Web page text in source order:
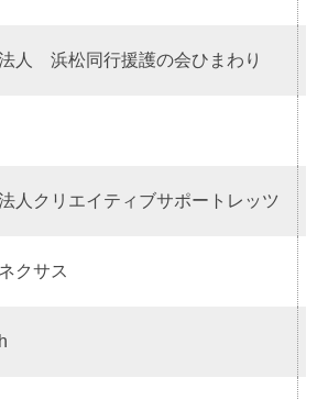
人 浜松同行援護の会ひまわり
人クリエイティブサポートレッツ
クサス